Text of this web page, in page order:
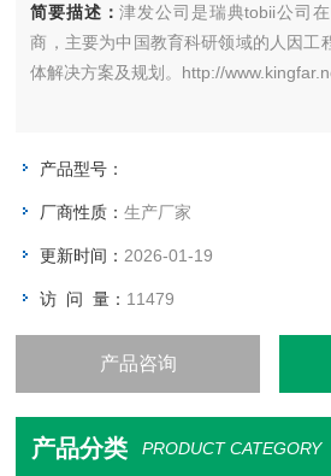
简要描述：津发公司是瑞典tobii公司
商，主要为中国教育科研领域的人因工
体解决方案及规划。http://
产品型号：
厂商性质：生产厂家
更新时间： 2026-01-19
访 问 量： 11479
产品咨询
产品分类 PRODUCT CATEGORY